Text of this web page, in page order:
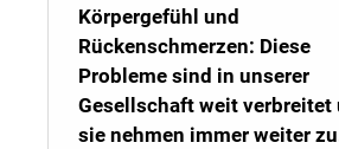
Körpergefühl und
Rückenschmerzen: Diese
Probleme sind in unserer
Gesellschaft weit verbreitet
sie nehmen immer weiter